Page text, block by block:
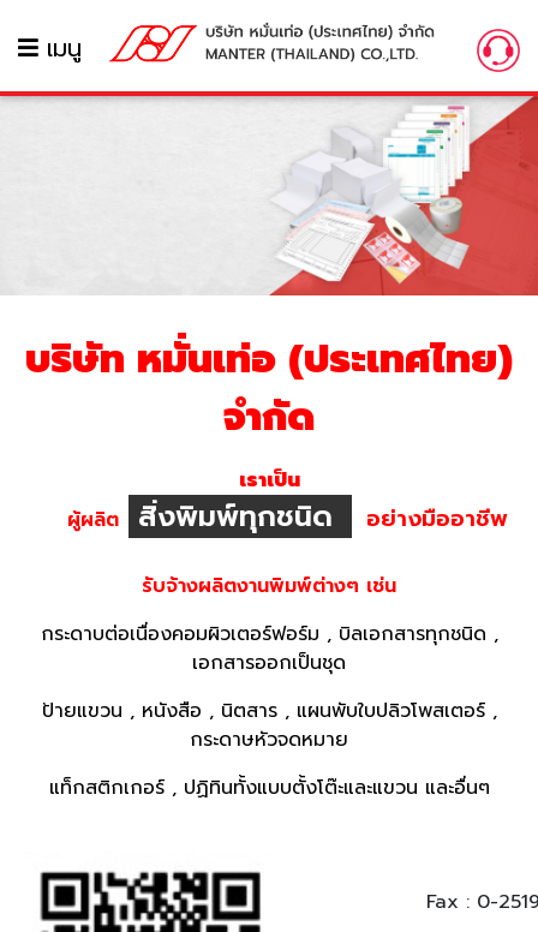
เมนู
บริษัท หมั่นเท่อ (ประเทศไทย)
จำกัด
เราเป็น
ผู้ผลิต
สิ่งพิมพ์ทุกชนิด อย่างมืออาชีพ
รับจ้างผลิตงานพิมพ์ต่างๆ เช่น
กระดาบต่อเนื่องคอมผิวเตอร์ฟอร์ม , บิลเอกสารทุกชนิด ,
เอกสารออกเป็นชุด
ป้ายแขวน , หนังสือ , นิตสาร , แผนพับใบปลิวโพสเตอร์ ,
กระดาษหัวจดหมาย
แท็กสติกเกอร์ , ปฏิทินทั้งแบบตั้งโต๊ะและแขวน และอื่นๆ
Fax : 0-